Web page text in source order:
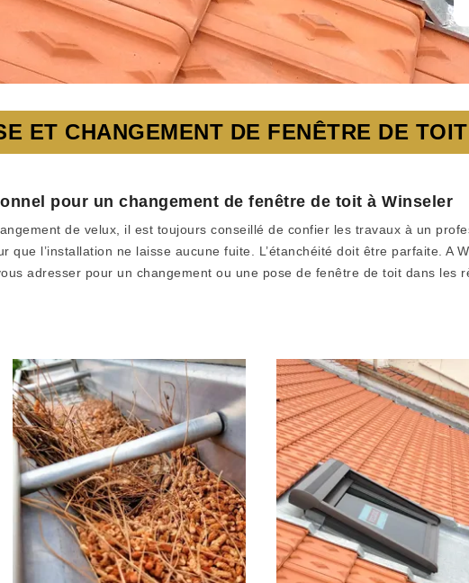
ET CHANGEMENT DE FENÊTRE DE
pour un changement de fenêtre de toit à Winseler
de velux, il est toujours conseillé de confier les travaux à un
que l’installation ne laisse aucune fuite. L’étanchéité doit être parfaite. A
adresser pour un changement ou une pose de fenêtre de toit dans les